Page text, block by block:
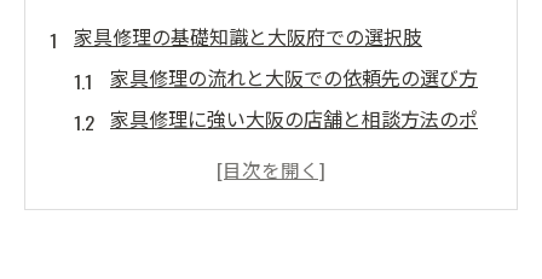
家具修理の基礎知識と大阪府での選択肢
家具修理の流れと大阪での依頼先の選び方
家具修理に強い大阪の店舗と相談方法のポ